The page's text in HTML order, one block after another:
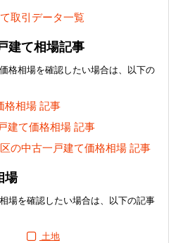
取引データ一覧
建て相場記事
格相場を確認したい場合は、以下の
格相場 記事
建て価格相場 記事
の中古一戸建て価格相場 記事
場
場を確認したい場合は、以下の記事
土地